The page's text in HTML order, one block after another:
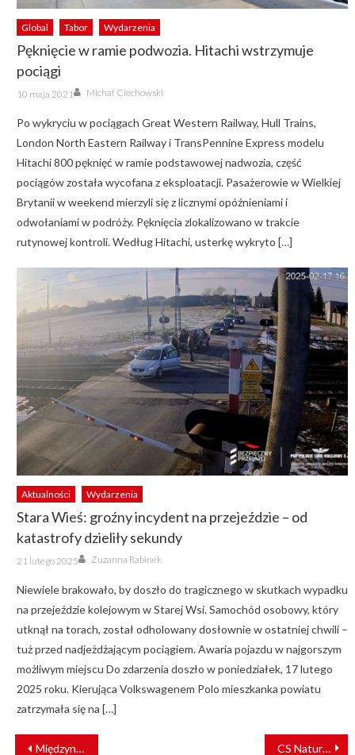
Global Tabor Wydarzenia
Pęknięcie w ramie podwozia. Hitachi wstrzymuje
pociągi
Posted
on
10 maja 2021 Author
Michał Ciechowski
Po wykryciu w pociągach Great Western Railway, Hull Trains,
London North Eastern Railway i TransPennine Express modelu
Hitachi 800 pęknięć w ramie podstawowej nadwozia, część
pociągów została wycofana z eksploatacji. Pasażerowie w Wielkiej
Brytanii w weekend mierzyli się z licznymi opóźnieniami i
odwołaniami w podróży. Pęknięcia zlokalizowano w trakcie
rutynowej kontroli. Według Hitachi, usterkę wykryto […]
Aktualności Wydarzenia
Stara Wieś: groźny incydent na przejeździe – od
katastrofy dzieliły sekundy
Posted
on
21 lutego 2025 Author
Zuzanna Rabinek
Niewiele brakowało, by doszło do tragicznego w skutkach wypadku
na przejeździe kolejowym w Starej Wsi. Samochód osobowy, który
utknął na torach, został odholowany dosłownie w ostatniej chwili –
tuż przed nadjeżdżającym pociągiem. Awaria pojazdu w najgorszym
możliwym miejscu Do zdarzenia doszło w poniedziałek, 17 lutego
2025 roku. Kierująca Volkswagenem Polo mieszkanka powiatu
zatrzymała się na […]
NAWIGACJA
Międzynarodowy sukces PUTrain CS Natura Tour pomoże pogorzelcom z Ząbek